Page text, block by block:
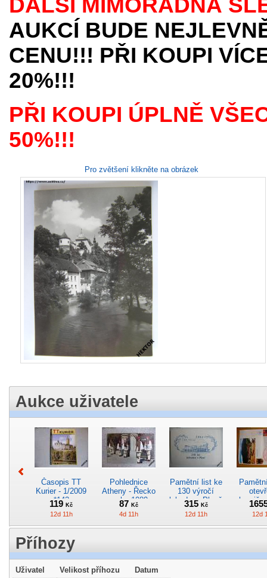
DALŠÍ MIMOŘÁDNÁ
AUKCÍ BUDE
CENU!!! PŘI KOUPI
20%!!!
PŘI KOUPI ÚPLNĚ
50%!!!
Pro zvětšení klikněte na obrázek
Aukce uživatele
Časopis TT
Kurier - 1/2009
*142
119Kč
12d 11h
Pohlednice
Atheny - Řecko
z roku 1989.
Nová nepoužitá
*5019
87 Kč
4d 11h
Pamětní list ke
130 výročí
lokodepa Plzeň
*2963
315 Kč
12d 11h 12d
Příhozy
Uživatel Velikost příhozu Datum